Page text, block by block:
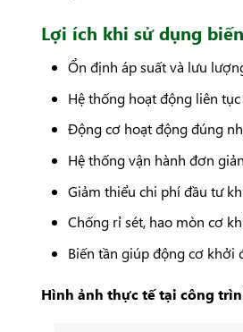
Lợi ích khi sử dụng
Ổn định áp suất và lưu
Hệ thống hoạt động liên
Động cơ hoạt động đúng
Hệ thống vận hành đơn
Giảm thiểu chi phí đầu tư
Chống rỉ sét, hao mòn cơ
Biến tần giúp động cơ khởi
Hình ảnh thực tế tại công